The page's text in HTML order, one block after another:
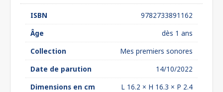
ISBN
9782733891162
Âge
dès 1 ans
Collection
Mes premiers sonores
Date de parution
14/10/2022
Dimensions en cm
L 16.2 × H 16.3 × P 2.4